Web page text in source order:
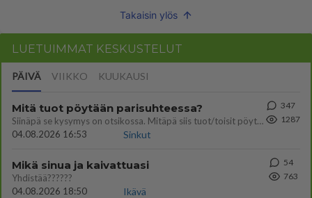
Takaisin ylös
LUETUIMMAT KESKUSTELUT
PÄIVÄ VIIKKO KUUKAUSI
Mitä tuot pöytään parisuhteessa?
Siinäpä se kysymys on otsikossa. Mitäpä siis tuot/toisit pöytään parisuhteessa? Oletko mies vai nainen? Koetko sen mitä
04.08.2026 16:53
Sinkut
347
1287
Mikä sinua ja kaivattuasi
Yhdistää??????
04.08.2026 18:50
Ikävä
54
763